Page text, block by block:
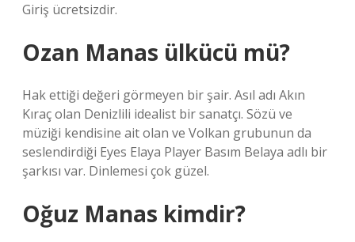
Giriş ücretsizdir.
Ozan Manas ülkücü mü?
Hak ettiği değeri görmeyen bir şair. Asıl adı Akın
Kıraç olan Denizlili idealist bir sanatçı. Sözü ve
müziği kendisine ait olan ve Volkan grubunun da
seslendirdiği Eyes Elaya Player Basım Belaya adlı bir
şarkısı var. Dinlemesi çok güzel.
Oğuz Manas kimdir?